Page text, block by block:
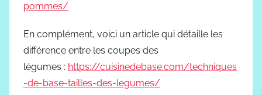
pommes/
En complément, voici un article qui détaille les
différence entre les coupes des
légumes : https://cuisinedebase.com/techniques
-de-base-tailles-des-legumes/